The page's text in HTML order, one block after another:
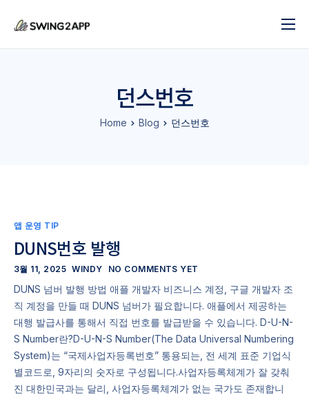
블로그
던스번호
Home Blog 던스번호
앱 운영 TIP
DUNS번호 발행
3월 11, 2025 WINDY NO COMMENTS YET
DUNS 넘버 발행 방법 애플 개발자 비즈니스 계정, 구글 개발자 조
직 계정을 만들 때 DUNS 넘버가 필요합니다. 애플에서 제공하는
대행 발급사를 통해서 직접 번호를 발급받을 수 있습니다. D-U-N-
S Number란?D-U-N-S Number(The Data Universal Numbering
System)는 “국제사업자등록번호” 통용되는, 전 세계 표준 기업식
별코드로, 9자리의 숫자로 구성됩니다.사업자등록체계가 잘 갖춰
진 대한민국과는 달리, 사업자등록체계가 없는 국가도 존재합니